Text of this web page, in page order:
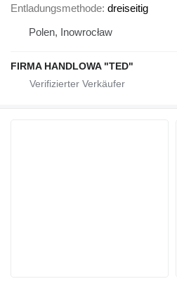
Entladungsmethode dreiseitig
Polen, Inowrocław
FIRMA HANDLOWA "TED"